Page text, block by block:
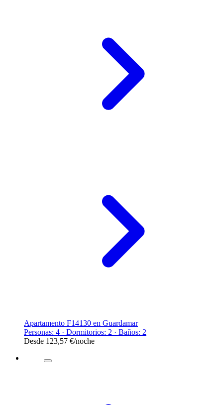
Apartamento F14130 en Guardamar
Personas: 4 · Dormitorios: 2 · Baños: 2
Desde 123,57 €/noche